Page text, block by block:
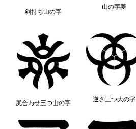
剣持ち山の字
山の字菱
尻合わせ三つ山の字 逆さ三つ大の字